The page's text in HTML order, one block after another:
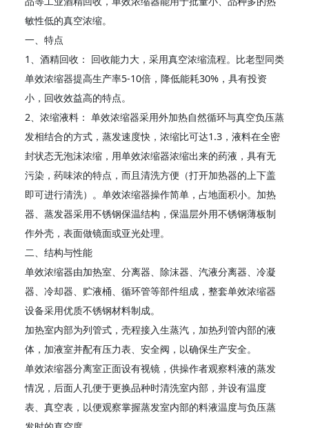
敏性低的真空浓缩。
一、特点
1、酒精回收： 回收能力大，采用真空浓缩流程。比老型同类
单效浓缩器提高生产率5-10倍，降低能耗30%，具有投资
小，回收效益高的特点。
2、浓缩液料： 单效浓缩器采用外加热自然循环与真空负压蒸
发相结合的方式，蒸发速度快，浓缩比可达1.3，液料在全密
封状态无泡沫浓缩，用单效浓缩器浓缩出来的药液，具有无
污染，药味浓的特点，而且清洗方便（打开加热器的上下盖
即可进行清洗）。单效浓缩器操作简单，占地面积小。加热
器、蒸发器采用不锈钢保温结构，保温层外用不锈钢薄板制
作外壳，表面做镜面或亚光处理。
二、结构与性能
单效浓缩器由加热室、分离器、除沫器、汽液分离器、冷凝
器、冷却器、贮液桶、循环管等部件组成，整套单效浓缩器
设备采用优质不锈钢材料制成。
加热室内部为列管式，壳程接入生蒸汽，加热列管内部的液
体，加液室并配有压力表、安全阀，以确保生产安全。
单效浓缩器分离室正面设有视镜，供操作者观察料液的蒸发
情况，后面人孔便于更换品种时清洗室内部，并设有温度
表、真空表，以便观察掌握蒸发室内部的料液温度与负压蒸